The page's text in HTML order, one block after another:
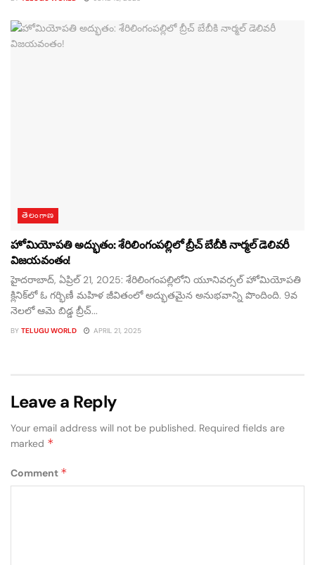
తెలంగాణ
హోమియోపతి అద్భుతం: శేరిలింగంపల్లిలో బ్రీచ్ బేబీకి నార్మల్ డెలివరీ
విజయవంతం!
హైదరాబాద్, ఏప్రిల్ 21, 2025: శేరిలింగంపల్లిలోని యూనివర్సల్ హోమియోపతి
క్లినిక్‌లో ఓ గర్భిణీ మహిళ జీవితంలో అద్భుతమైన అనుభవాన్ని పొందింది. 9వ
నెలలో ఆమె బిడ్డ బ్రీచ్...
BY TELUGU WORLD APRIL 21, 2025
Leave a Reply
Your email address will not be published. Required fields are
marked *
Comment *